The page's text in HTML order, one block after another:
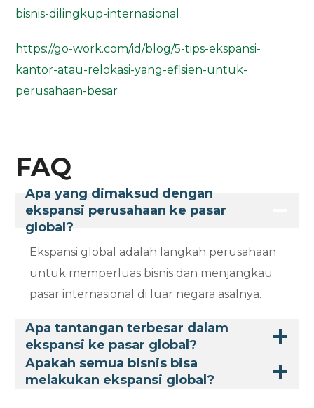
bisnis-dilingkup-internasional
https://go-work.com/id/blog/5-tips-ekspansi-
kantor-atau-relokasi-yang-efisien-untuk-
perusahaan-besar
FAQ
Apa yang dimaksud dengan
ekspansi perusahaan ke pasar
global?
Ekspansi global adalah langkah perusahaan
untuk memperluas bisnis dan menjangkau
pasar internasional di luar negara asalnya.
Apa tantangan terbesar dalam
ekspansi ke pasar global?
Apakah semua bisnis bisa
melakukan ekspansi global?